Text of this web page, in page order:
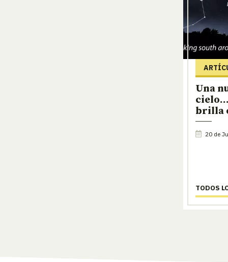
Una
brilla
20 de
TODOS